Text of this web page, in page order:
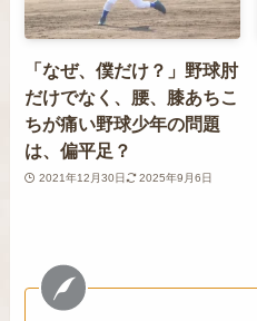
「なぜ、僕だけ？」野球肘
だけでなく、腰、膝あちこ
ちが痛い野球少年の問題
は、偏平足？
2021年12月30日 2025年9月6日